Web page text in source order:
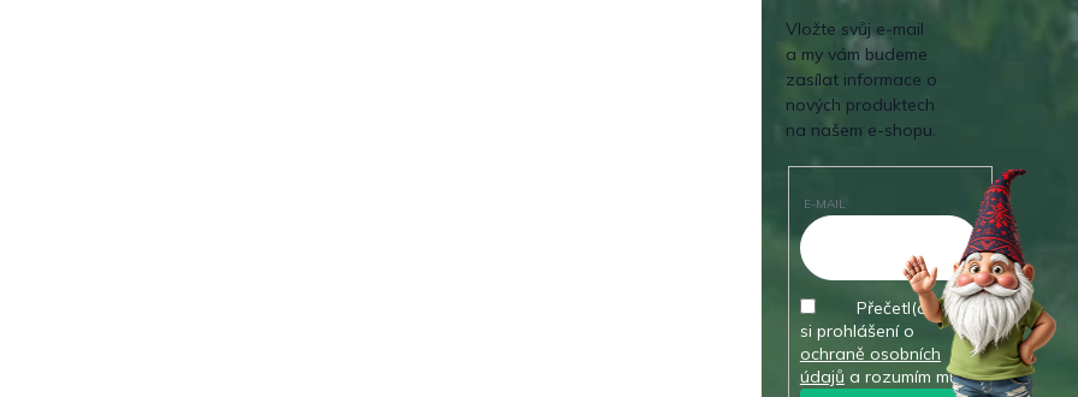
Vložte svůj e-mail
a my vám budeme
zasílat informace o
nových produktech
na našem e-shopu.
E-MAIL
Přečetl(a) jsem
si prohlášení o
ochraně osobních
údajů a rozumím mu.